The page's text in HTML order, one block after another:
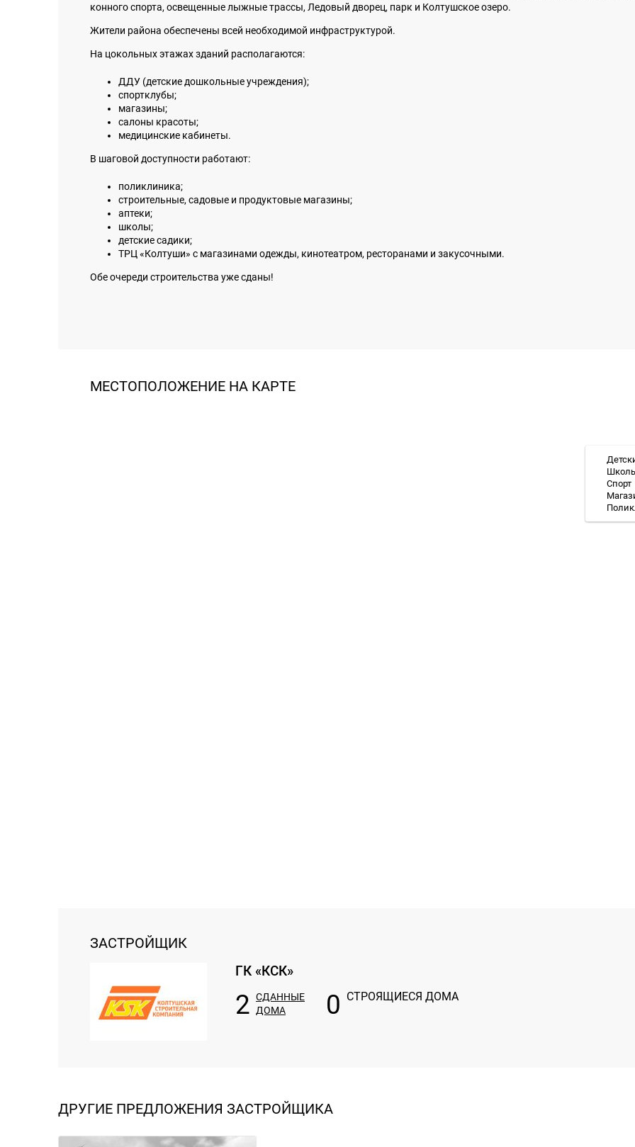
конного спорта, освещенные лыжные трассы, Ледовый дворец, парк и Колтушское озеро.
Жители района обеспечены всей необходимой инфраструктурой.
На цокольных этажах зданий располагаются:
ДДУ (детские дошкольные учреждения);
спортклубы;
магазины;
салоны красоты;
медицинские кабинеты.
В шаговой доступности работают:
поликлиника;
строительные, садовые и продуктовые магазины;
аптеки;
школы;
детские садики;
ТРЦ «Колтуши» с магазинами одежды, кинотеатром, ресторанами и закусочными.
Обе очереди строительства уже сданы!
МЕСТОПОЛОЖЕНИЕ НА КАРТЕ
Спорт
ЗАСТРОЙЩИК
ГК «КСК»
2 СДАННЫЕ
ДОМА
0 СТРОЯЩИЕСЯ ДОМА
ДРУГИЕ ПРЕДЛОЖЕНИЯ ЗАСТРОЙЩИКА